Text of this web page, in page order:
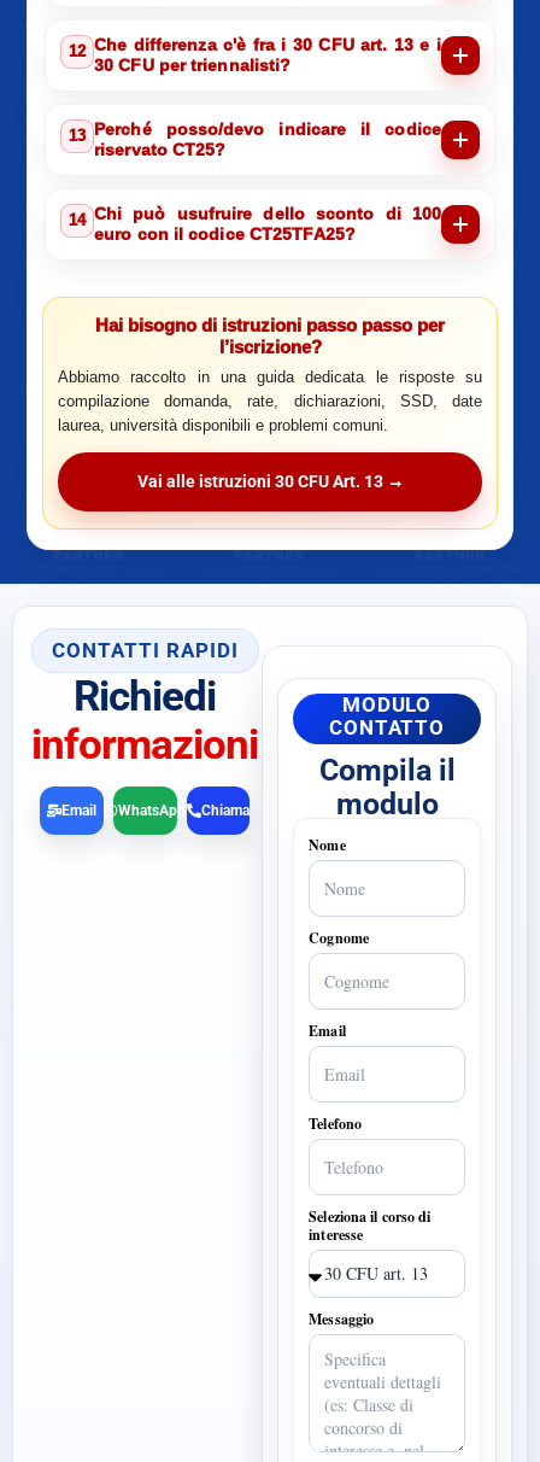
12 Che differenza c'è fra i 30 CFU art. 13 e i
30 CFU per triennalisti?
13 Perché posso/devo indicare il codice
riservato CT25?
14 Chi può usufruire dello sconto di 100
euro con il codice CT25TFA25?
Hai bisogno di istruzioni passo passo per
l’iscrizione?
Abbiamo raccolto in una guida dedicata le risposte su
compilazione domanda, rate, dichiarazioni, SSD, date
laurea, università disponibili e problemi comuni.
Vai alle istruzioni 30 CFU Art. 13 →
CONTATTI RAPIDI
Richiedi
informazioni
Chiama
Email WhatsApp
MODULO
CONTATTO
Compila il
modulo
Nome
Cognome
Email
Telefono
Seleziona il corso di
interesse
Messaggio